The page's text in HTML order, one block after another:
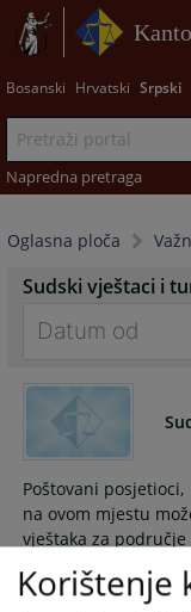
Bosanski Hrvatski Srpski
Napredna pretraga
Oglasna ploča
Sudski vještaci i
forward
interact
the
calendar
and
select
Poštovani posjetioci,
na ovom mjestu
vještaka za
03.04.2026.
Korištenje